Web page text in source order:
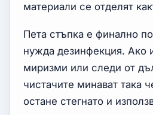
материали се отделят
Пета стъпка е финално
нужда дезинфекция. Ако
миризми или следи от
чистачите минават така
остане стегнато и